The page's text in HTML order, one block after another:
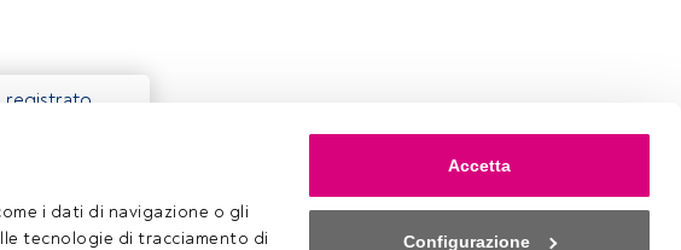
i dati di navigazione o gli
tecnologie di tracciamento di
Accetta
Configurazione
registrato,